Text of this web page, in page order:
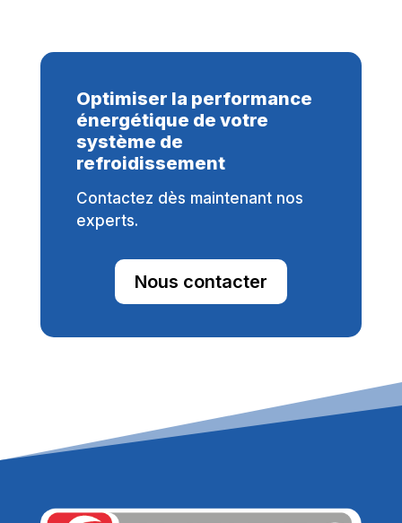
Optimiser la performance
énergétique de votre
système de
refroidissement
Contactez dès maintenant nos
experts.
Nous contacter